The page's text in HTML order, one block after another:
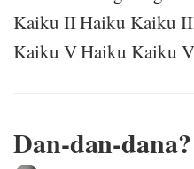
Kaiku II Haiku Kaiku
Kaiku V Haiku Kaiku
Dan-dan-dana?